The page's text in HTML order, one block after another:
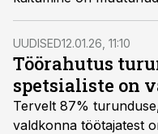
turundusjuht Henry
UUDISED12.01.26, 11:10
Töörahutus
spetsialiste on
Tervelt 87%
valdkonna töötajatest